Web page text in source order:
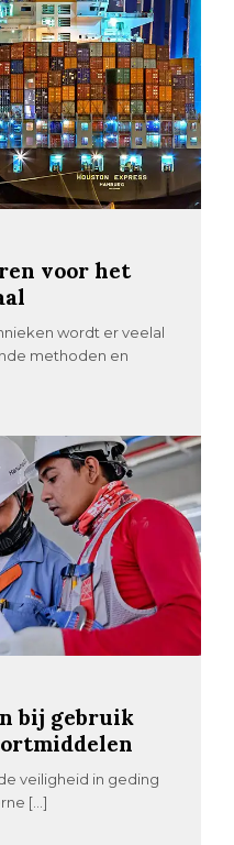
voor het
wordt er veelal
methoden en
bij gebruik
veiligheid in geding
[…]